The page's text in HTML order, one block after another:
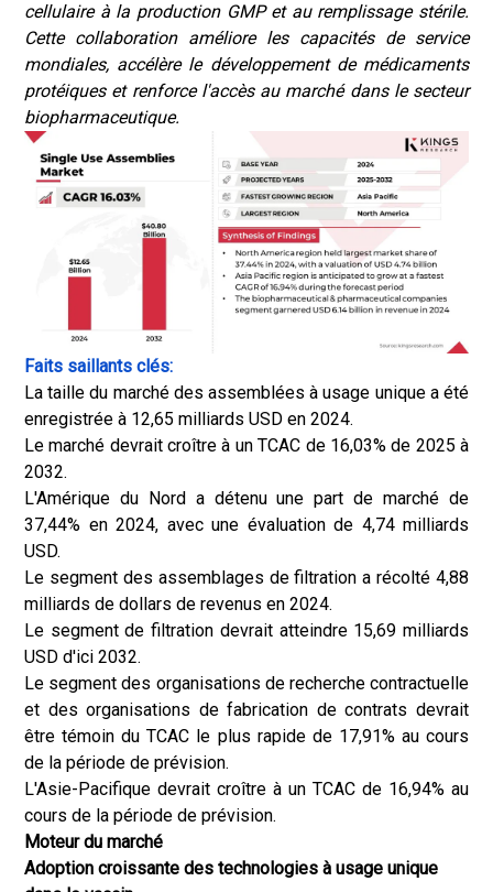
cellulaire à la production GMP et au remplissage stérile.
Cette collaboration améliore les capacités de service
mondiales, accélère le développement de médicaments
protéiques et renforce l'accès au marché dans le secteur
biopharmaceutique.
Faits saillants clés:
La taille du marché des assemblées à usage unique a été
enregistrée à 12,65 milliards USD en 2024.
Le marché devrait croître à un TCAC de 16,03% de 2025 à
2032.
L'Amérique du Nord a détenu une part de marché de
37,44% en 2024, avec une évaluation de 4,74 milliards
USD.
Le segment des assemblages de filtration a récolté 4,88
milliards de dollars de revenus en 2024.
Le segment de filtration devrait atteindre 15,69 milliards
USD d'ici 2032.
Le segment des organisations de recherche contractuelle
et des organisations de fabrication de contrats devrait
être témoin du TCAC le plus rapide de 17,91% au cours
de la période de prévision.
L'Asie-Pacifique devrait croître à un TCAC de 16,94% au
cours de la période de prévision.
Moteur du marché
Adoption croissante des technologies à usage unique